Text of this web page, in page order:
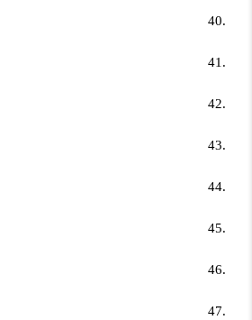
40.
41.
42.
43.
44.
45.
46.
47.